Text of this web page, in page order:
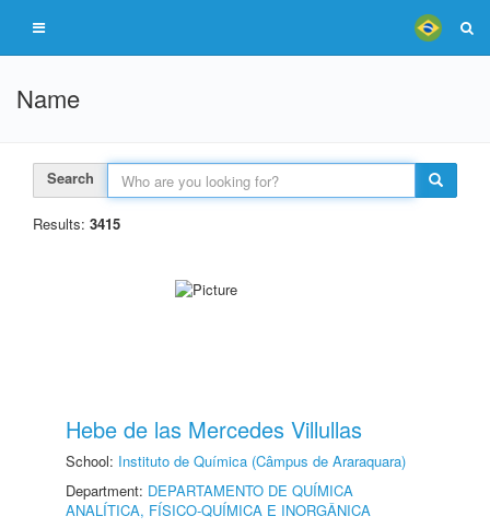
Name
Search
Results: 3415
Hebe de las Mercedes Villullas
School: Instituto de Química (Câmpus de Araraquara)
Department: DEPARTAMENTO DE QUÍMICA
ANALÍTICA, FÍSICO-QUÍMICA E INORGÂNICA